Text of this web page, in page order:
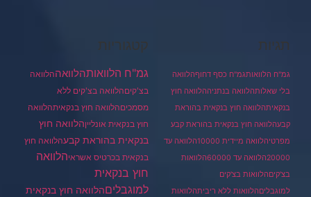
תגיות
גמ"ח הלוואותגמ"ח כסף דחוףהלוואה
בלי שאלותהלוואה בנתניההלוואה חוץ
בנקאיתהלוואה חוץ בנקאית בהוראת
קבעהלוואה חוץ בנקאית בהוראת קבע
מפרטיהלוואה מיידית 10000
הלוואה עד
20000הלוואה עד 60000
הלוואות
בצ'קיםהלוואות בצ'קים
למוגבליםהלוואות ללא ריביתהלוואות
קטגוריות
גמ"ח הלוואותהלוואההלוואה
בצ'קיםהלוואה בצ'קים ללא
מסמכיםהלוואה חוץ בנקאיתהלוואה
חוץ בנקאית אונלייןהלוואה חוץ
בנקאית בהוראת קבעהלוואה חוץ
בנקאית בכרטיס אשראיהלוואה
חוץ בנקאית
למוגבליםהלוואה חוץ בנקאית